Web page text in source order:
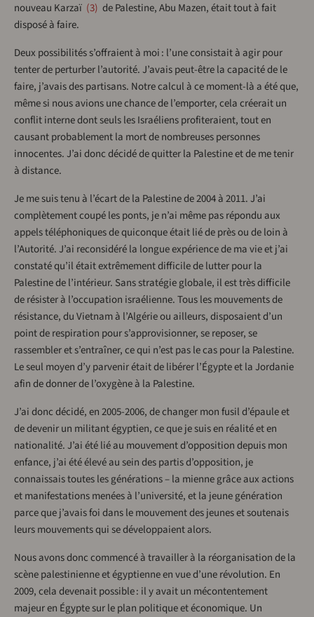
nouveau Karzaï 3 de Palestine, Abu Mazen, était tout à fait
disposé à faire.
Deux possibilités s’offraient à moi : l’une consistait à agir pour
tenter de perturber l’autorité. J’avais peut-être la capacité de le
faire, j’avais des partisans. Notre calcul à ce moment-là a été que,
même si nous avions une chance de l’emporter, cela créerait un
conflit interne dont seuls les Israéliens profiteraient, tout en
causant probablement la mort de nombreuses personnes
innocentes. J’ai donc décidé de quitter la Palestine et de me tenir
à distance.
Je me suis tenu à l’écart de la Palestine de 2004 à 2011. J’ai
complètement coupé les ponts, je n’ai même pas répondu aux
appels téléphoniques de quiconque était lié de près ou de loin à
l’Autorité. J’ai reconsidéré la longue expérience de ma vie et j’ai
constaté qu’il était extrêmement difficile de lutter pour la
Palestine de l’intérieur. Sans stratégie globale, il est très difficile
de résister à l’occupation israélienne. Tous les mouvements de
résistance, du Vietnam à l’Algérie ou ailleurs, disposaient d’un
point de respiration pour s’approvisionner, se reposer, se
rassembler et s’entraîner, ce qui n’est pas le cas pour la Palestine.
Le seul moyen d’y parvenir était de libérer l’Égypte et la Jordanie
afin de donner de l’oxygène à la Palestine.
J’ai donc décidé, en 2005-2006, de changer mon fusil d’épaule et
de devenir un militant égyptien, ce que je suis en réalité et en
nationalité. J’ai été lié au mouvement d’opposition depuis mon
enfance, j’ai été élevé au sein des partis d’opposition, je
connaissais toutes les générations – la mienne grâce aux actions
et manifestations menées à l’université, et la jeune génération
parce que j’avais foi dans le mouvement des jeunes et soutenais
leurs mouvements qui se développaient alors.
Nous avons donc commencé à travailler à la réorganisation de la
scène palestinienne et égyptienne en vue d’une révolution. En
2009, cela devenait possible : il y avait un mécontentement
majeur en Égypte sur le plan politique et économique. Un